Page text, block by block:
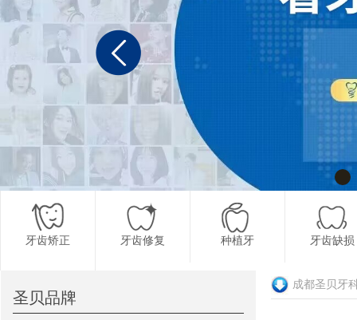
牙齿矫正 牙齿修复 种植牙 牙齿缺损
更多项目
成都圣贝牙
圣贝品牌